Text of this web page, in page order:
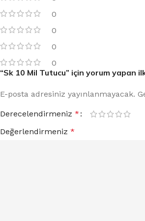
0
0
0
0
“Sk 10 Mil Tutucu” için yorum yapan
E-posta adresiniz yayınlanmayacak.
Derecelendirmeniz *
Değerlendirmeniz *